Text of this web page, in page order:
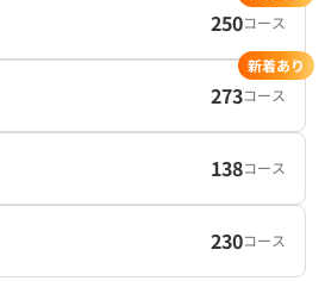
250コース
273コース
新着あり
138コース
230コース